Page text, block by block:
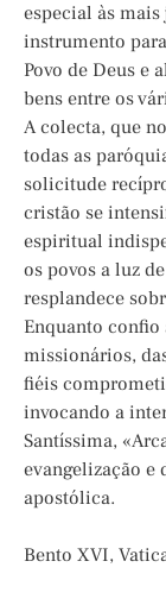
especial às
instrumento
Povo de Deus e
bens entre os
A colecta, que
todas as
solicitude
cristão se
espiritual
os povos a luz
resplandece
Enquanto confio
missionários,
fiéis
invocando a
Santíssima,
evangelização e
apostólica.
Bento XVI,